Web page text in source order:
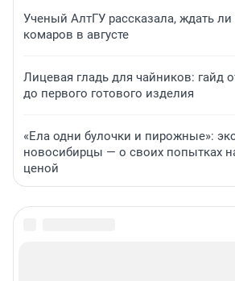
Ученый АлтГУ рассказала, ждать
комаров в августе
Лицевая гладь для чайников: гайд
до первого готового изделия
«Ела одни булочки и пирожные»:
новосибирцы — о своих попытках
ценой